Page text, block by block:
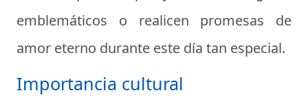
emblemáticos o realicen promesas de
amor eterno durante este día tan especial.
Importancia cultural